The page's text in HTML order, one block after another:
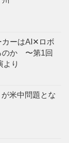
カーはAI✕ロボ
のか 〜第1回
より
米中問題とな